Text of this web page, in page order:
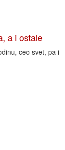
a i ostale
ceo svet, pa i